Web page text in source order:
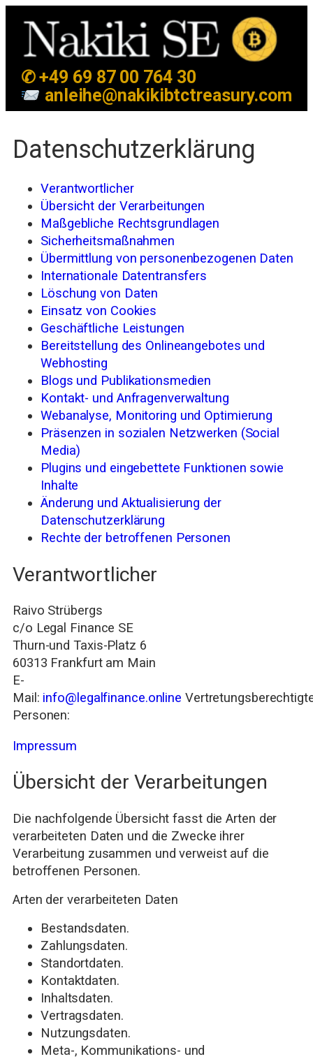
✆ +49 69 87 00 764 30
anleihe@nakikibtctreasury.com
Datenschutzerklärung
Verantwortlicher
Übersicht der Verarbeitungen
Maßgebliche Rechtsgrundlagen
Sicherheitsmaßnahmen
Übermittlung von personenbezogenen Daten
Internationale Datentransfers
Löschung von Daten
Einsatz von Cookies
Geschäftliche Leistungen
Bereitstellung des Onlineangebotes und
Webhosting
Blogs und Publikationsmedien
Kontakt- und Anfragenverwaltung
Webanalyse, Monitoring und Optimierung
Präsenzen in sozialen Netzwerken (Social
Media)
Plugins und eingebettete Funktionen sowie
Inhalte
Änderung und Aktualisierung der
Datenschutzerklärung
Rechte der betroffenen Personen
Verantwortlicher
Raivo Strübergs
c/o Legal Finance SE
Thurn-und Taxis-Platz 6
60313 Frankfurt am Main
E-
Mail: info@legalfinance.online
Personen:
Impressum
Übersicht der Verarbeitungen
Die nachfolgende Übersicht fasst die Arten der
verarbeiteten Daten und die Zwecke ihrer
Verarbeitung zusammen und verweist auf die
betroffenen Personen.
Arten der verarbeiteten Daten
Bestandsdaten.
Zahlungsdaten.
Standortdaten.
Kontaktdaten.
Inhaltsdaten.
Vertragsdaten.
Nutzungsdaten.
Meta-, Kommunikations- und